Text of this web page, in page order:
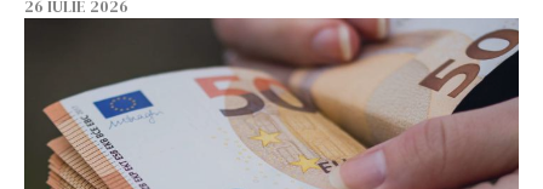
26 IULIE 2026